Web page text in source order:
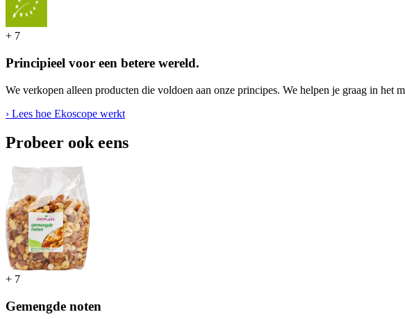
+ 7
Principieel voor een betere wereld.
We verkopen alleen producten die voldoen aan onze principes. We helpen je graag in het
› Lees hoe Ekoscope werkt
Probeer ook eens
+ 7
Gemengde noten